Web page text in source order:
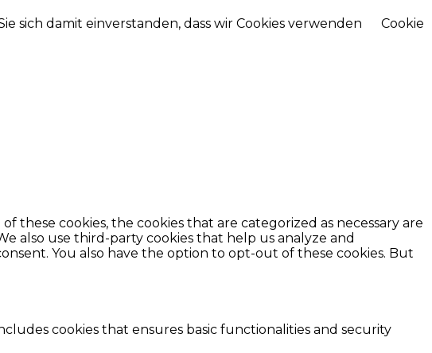
sich damit einverstanden, dass wir Cookies verwenden
Cookie
cookies, the cookies that are categorized as necessary are
also use third-party cookies that help us analyze and
You also have the option to opt-out of these cookies. But
cookies that ensures basic functionalities and security